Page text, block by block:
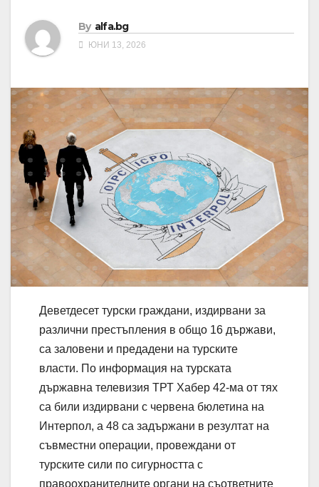
By alfa.bg
ЮНИ 13, 2026
Деветдесет турски граждани, издирвани за
различни престъпления в общо 16 държави,
са заловени и предадени на турските
власти. По информация на турската
държавна телевизия ТРТ Хабер 42-ма от тях
са били издирвани с червена бюлетина на
Интерпол, а 48 са задържани в резултат на
съвместни операции, провеждани от
турските сили по сигурността с
правоохранителните органи на съответните